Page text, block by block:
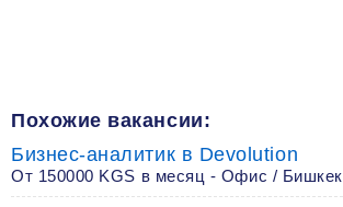
Похожие вакансии:
Бизнес-аналитик в Devolution
От 150000 KGS в месяц - Офис / Бишкек